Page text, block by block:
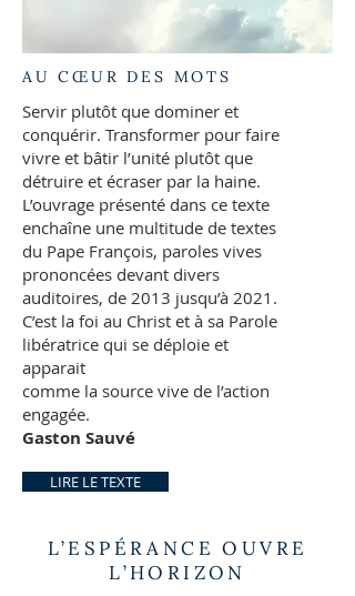
AU CŒUR DES MOTS
Servir plutôt que dominer et
conquérir. Transformer pour faire
vivre et bâtir l’unité plutôt que
détruire et écraser par la haine.
L’ouvrage présenté dans ce texte
enchaîne une multitude de textes
du Pape François, paroles vives
prononcées devant divers
auditoires, de 2013 jusqu’à 2021.
C’est la foi au Christ et à sa Parole
libératrice qui se déploie et
apparait
comme la source vive de l’action
engagée.
Gaston Sauvé
LIRE LE TEXTE
L’ESPÉRANCE OUVRE
L’HORIZON